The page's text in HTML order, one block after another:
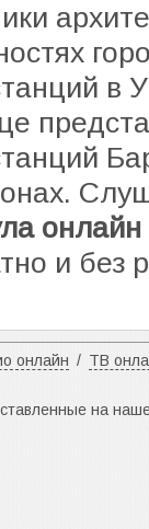
в
онлайн
и без
онлайн / ТВ
на